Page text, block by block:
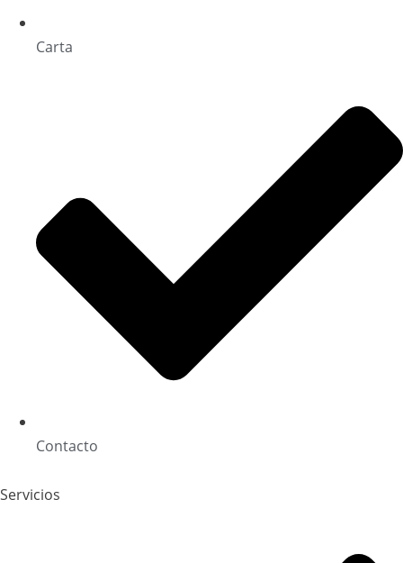
Carta
Contacto
Servicios